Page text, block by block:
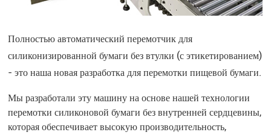
Полностью автоматический перемотчик для
силиконизированной бумаги без втулки (с этикетированием)
- это наша новая разработка для перемотки пищевой бумаги.
Мы разработали эту машину на основе нашей технологии
перемотки силиконовой бумаги без внутренней сердцевины,
которая обеспечивает высокую производительность,